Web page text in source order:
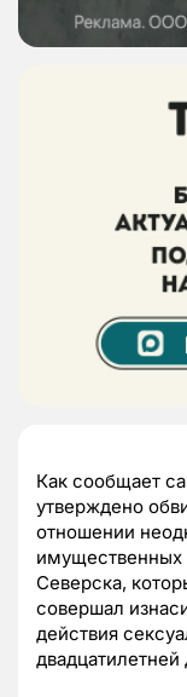
Как сообщает
утверждено
отношении
имущественных
Северска,
совершал
действия
двадцатилетней